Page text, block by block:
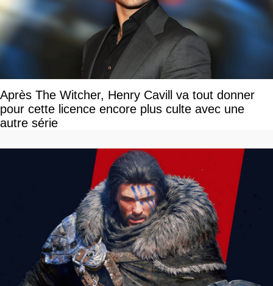
Après The Witcher, Henry Cavill va tout donner
pour cette licence encore plus culte avec une
autre série